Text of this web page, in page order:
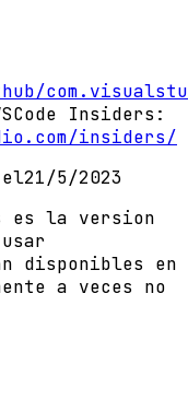
Insiders:
insiders/
el21/5/2023
es la version
disponibles en
a veces no